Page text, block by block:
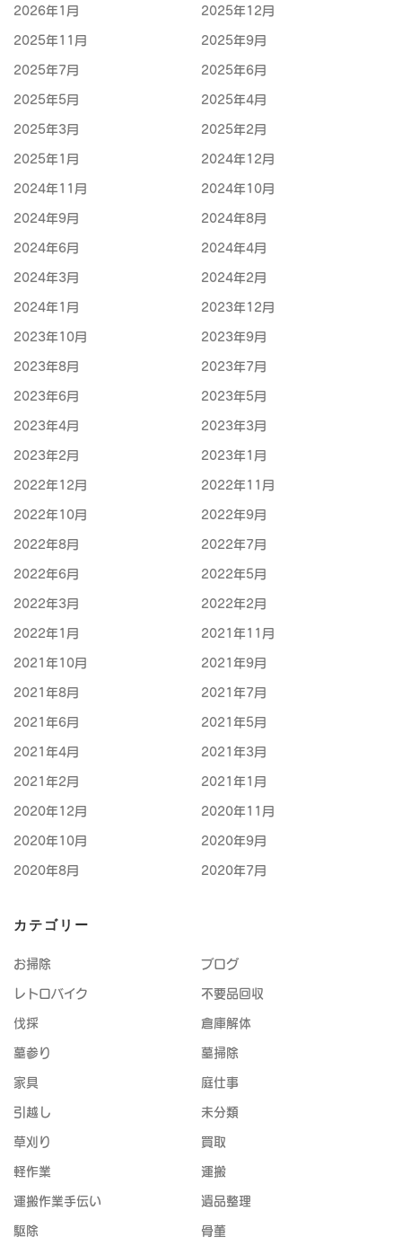
2026年1月 2025年12月
2025年11月 2025年9月
2025年7月 2025年6月
2025年5月 2025年4月
2025年3月 2025年2月
2025年1月 2024年12月
2024年11月 2024年10月
2024年9月 2024年8月
2024年6月 2024年4月
2024年3月 2024年2月
2024年1月 2023年12月
2023年10月 2023年9月
2023年8月 2023年7月
2023年6月 2023年5月
2023年4月 2023年3月
2023年2月 2023年1月
2022年12月 2022年11月
2022年10月 2022年9月
2022年8月 2022年7月
2022年6月 2022年5月
2022年3月 2022年2月
2022年1月 2021年11月
2021年10月 2021年9月
2021年8月 2021年7月
2021年6月 2021年5月
2021年4月 2021年3月
2021年2月 2021年1月
2020年12月 2020年11月
2020年10月 2020年9月
2020年8月 2020年7月
カテゴリー
お掃除 ブログ
レトロバイク 不要品回収
伐採 倉庫解体
墓参り 墓掃除
家具 庭仕事
引越し 未分類
草刈り 買取
軽作業 運搬
運搬作業手伝い 遺品整理
駆除 骨董